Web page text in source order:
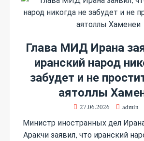
Глава МИД Ирана
иранский народ
забудет и не
аятоллы
27.06.2026 admin
Министр иностранных дел
Аракчи заявил, что иранский